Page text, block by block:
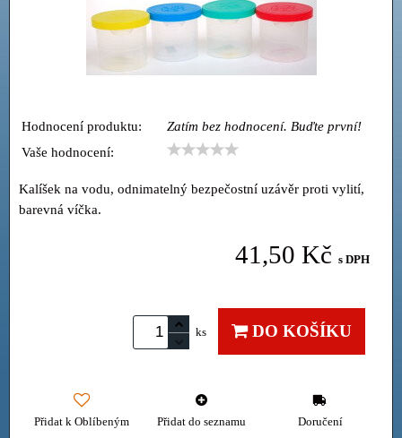
Hodnocení produktu:
Zatím bez hodnocení. Buďte první!
Vaše hodnocení:
Kalíšek na vodu, odnimatelný bezpečostní uzávěr proti vylití,
barevná víčka.
41,50 Kč s DPH
ks DO KOŠÍKU
Přidat k Oblíbeným Přidat do seznamu Doručení